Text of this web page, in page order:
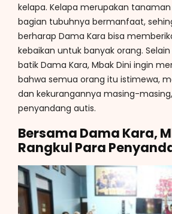
kelapa. Kelapa merupakan
bagian tubuhnya bermanfaat,
berharap Dama Kara bisa
kebaikan untuk banyak orang.
batik Dama Kara, Mbak Dini ingin
bahwa semua orang itu istimewa,
dan kekurangannya masing-
penyandang autis.
Bersama Dama Kara,
Rangkul Para